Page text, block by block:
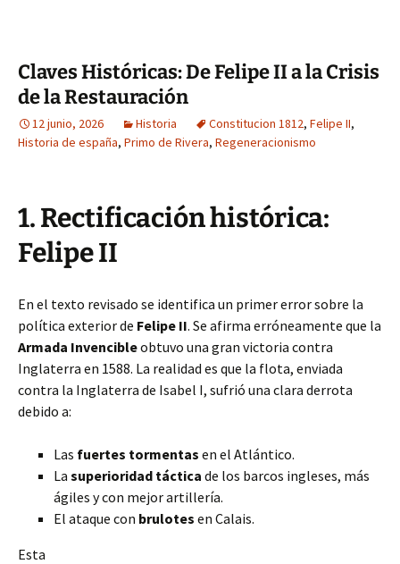
Claves Históricas: De Felipe II a la Crisis
de la Restauración
12 junio, 2026 Historia Constitucion 1812, Felipe II,
Historia de españa, Primo de Rivera, Regeneracionismo
1. Rectificación histórica:
Felipe II
En el texto revisado se identifica un primer error sobre la
política exterior de Felipe II. Se afirma erróneamente que la
Armada Invencibleobtuvo una gran victoria contra
Inglaterra en 1588. La realidad es que la flota, enviada
contra la Inglaterra de Isabel I, sufrió una clara derrota
debido a:
Las fuertes tormentas en el Atlántico.
La superioridad táctica de los barcos ingleses, más
ágiles y con mejor artillería.
El ataque con brulotes en Calais.
Esta